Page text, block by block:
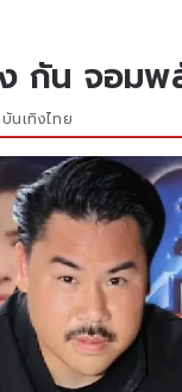
ง กัน จอม
บันเทิงไทย